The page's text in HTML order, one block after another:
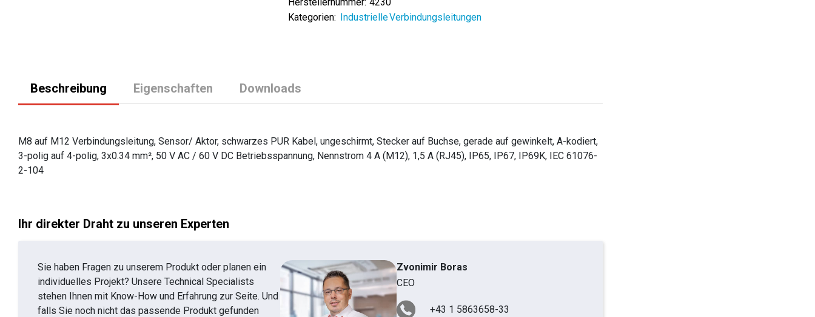
Kategorien: Industrielle Verbindungsleitungen
Beschreibung Eigenschaften Downloads
M8 auf M12 Verbindungsleitung, Sensor/ Aktor, schwarzes PUR Kabel, ungeschirmt, Stecker auf Buchse, gerade auf gewinkelt, A-kodiert,
3-polig auf 4-polig, 3x0.34 mm², 50 V AC / 60 V DC Betriebsspannung, Nennstrom 4 A (M12), 1,5 A (RJ45), IP65, IP67, IP69K, IEC 61076-
2-104
Ihr direkter Draht zu unseren Experten
Sie haben Fragen zu unserem Produkt oder planen ein
individuelles Projekt? Unsere Technical Specialists
stehen Ihnen mit Know-How und Erfahrung zur Seite. Und
falls Sie noch nicht das passende Produkt gefunden
Zvonimir Boras
CEO
+43 1 5863658-33